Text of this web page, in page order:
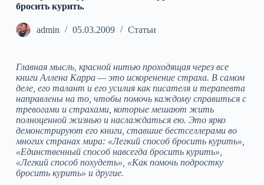
к
у
бросить курить.
admin 05.03.2009 Статьи
Главная мысль, красной нитью проходящая через все
книги Аллена Карра — это искоренение страха. В самом
деле, его талант и его усилия как писателя и терапевта
направлены на то, чтобы помочь каждому справиться с
тревогами и страхами, которые мешают жить
полноценной жизнью и наслаждаться ею. Это ярко
демонстрируют его книги, ставшие бестселлерами во
многих странах мира: «Легкий способ бросить курить»,
«Единственный способ навсегда бросить курить»,
«Легкий способ похудеть», «Как помочь подростку
бросить курить» и другие.